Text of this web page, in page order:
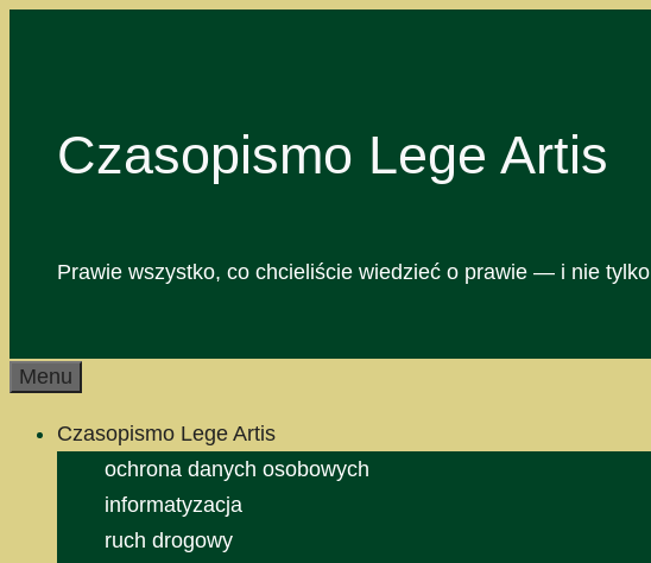
Czasopismo Lege Artis
Prawie wszystko, co chcieliście wiedzieć o prawie — i nie tylko
Menu
Czasopismo Lege Artis
ochrona danych osobowych
informatyzacja
ruch drogowy